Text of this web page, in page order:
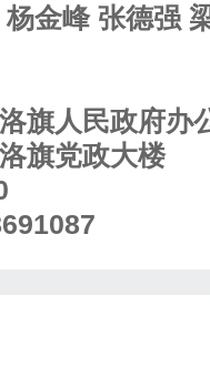
杨金峰 张德强
旗人民政府办
旗党政大楼